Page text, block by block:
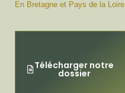
En Bretagne et Pays de la Loire
Télécharger notre
dossier